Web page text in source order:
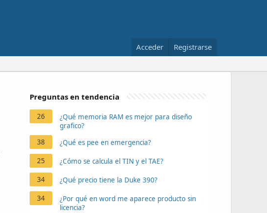
Acceder Registrarse
Preguntas en tendencia
26
¿Qué memoria RAM es mejor para diseño
grafico?
38
¿Qué es pee en emergencia?
25 ¿Cómo se calcula el TIN y el TAE?
34 ¿Qué precio tiene la Duke 390?
34
¿Por qué en word me aparece producto sin
licencia?